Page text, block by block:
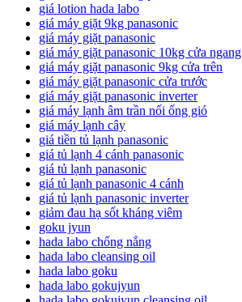
giá lotion hada labo
giá máy giặt 9kg panasonic
giá máy giặt panasonic
giá máy giặt panasonic 10kg cửa ngang
giá máy giặt panasonic 9kg cửa trên
giá máy giặt panasonic cửa trước
giá máy giặt panasonic inverter
giá máy lạnh âm trần nối ống gió
giá máy lạnh cây
giá tiền tủ lạnh panasonic
giá tủ lạnh 4 cánh panasonic
giá tủ lạnh panasonic
giá tủ lạnh panasonic 4 cánh
giá tủ lạnh panasonic inverter
giảm đau hạ sốt kháng viêm
goku jyun
hada labo chống nắng
hada labo cleansing oil
hada labo goku
hada labo gokujyun